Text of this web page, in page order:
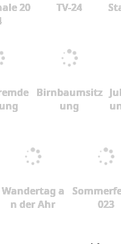
20
TV-24
Birnbaumsitz
ung
Wandertag a
n der Ahr
023